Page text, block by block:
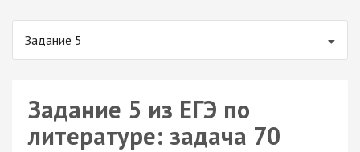
Задание 5
Задание 5 из ЕГЭ по
литературе: задача 70